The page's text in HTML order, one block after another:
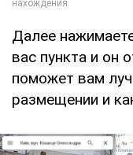
Далее
вас пункта и он
поможет вам
размещении и